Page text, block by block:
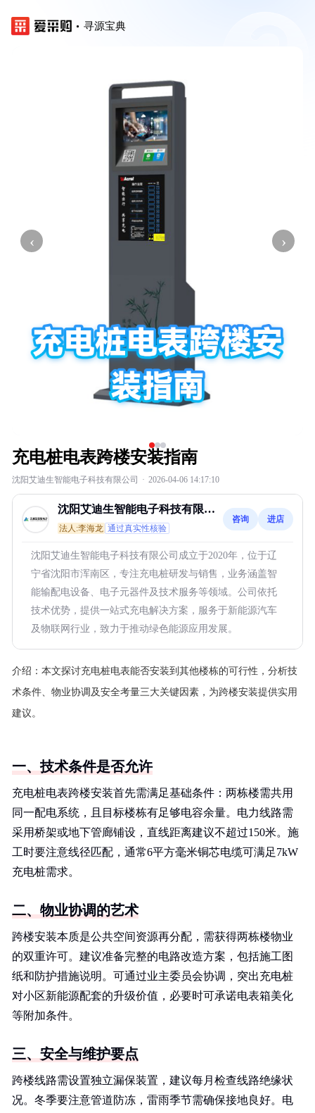
寻源宝典
‹ ›
充电桩电表跨楼安装指南
沈阳艾迪生智能电子科技有限公司 · 2026-04-06 14:17:10
沈阳艾迪生智能电子科技有限公
司
法人:李海龙 通过真实性核验
咨询 进店
沈阳艾迪生智能电子科技有限公司成立于2020年，位于辽
宁省沈阳市浑南区，专注充电桩研发与销售，业务涵盖智
能输配电设备、电子元器件及技术服务等领域。公司依托
技术优势，提供一站式充电解决方案，服务于新能源汽车
及物联网行业，致力于推动绿色能源应用发展。
介绍： 本文探讨充电桩电表能否安装到其他楼栋的可行性，分析技
术条件、物业协调及安全考量三大关键因素，为跨楼安装提供实用
建议。
一、技术条件是否允许
充电桩电表跨楼安装首先需满足基础条件：两栋楼需共用
同一配电系统，且目标楼栋有足够电容余量。电力线路需
采用桥架或地下管廊铺设，直线距离建议不超过150米。施
工时要注意线径匹配，通常6平方毫米铜芯电缆可满足7kW
充电桩需求。
二、物业协调的艺术
跨楼安装本质是公共空间资源再分配，需获得两栋楼物业
的双重许可。建议准备完整的电路改造方案，包括施工图
纸和防护措施说明。可通过业主委员会协调，突出充电桩
对小区新能源配套的升级价值，必要时可承诺电表箱美化
等附加条件。
三、安全与维护要点
跨楼线路需设置独立漏保装置，建议每月检查线路绝缘状
况。冬季要注意管道防冻，雷雨季节需确保接地良好。电